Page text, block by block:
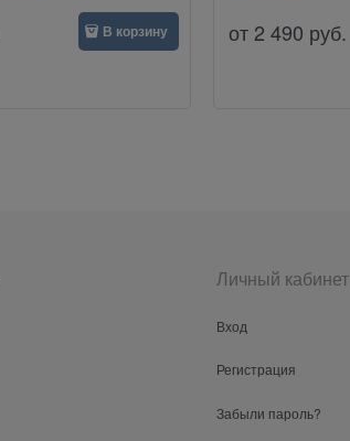
В корзину от 2 490 руб.
Личный кабинет
Вход
Регистрация
Забыли пароль?